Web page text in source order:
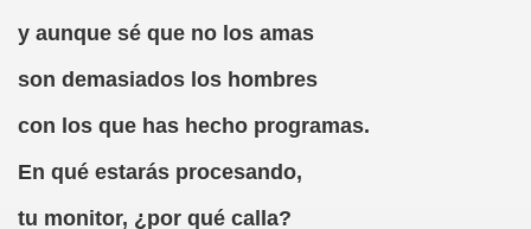
y aunque sé que no los amas
son demasiados los hombres
con los que has hecho programas.
En qué estarás procesando,
tu monitor, ¿por qué calla?
Boccaccio, El Decamerón)
XVII, Anónimo)
de Favara (Josep Bernat i Baldoví, en valencià)